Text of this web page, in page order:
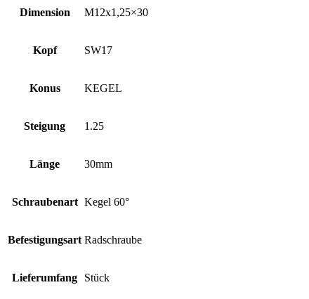
Dimension M12x1,25×30
Kopf SW17
Konus KEGEL
Steigung 1.25
Länge 30mm
Schraubenart Kegel 60°
Befestigungsart Radschraube
Lieferumfang Stück